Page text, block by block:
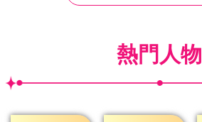
熱門人物